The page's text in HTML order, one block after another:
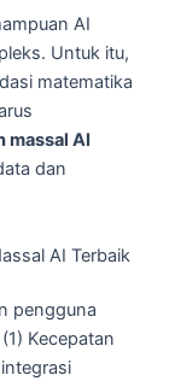
AI
Untuk itu,
matematika
massal AI
dan
AI Terbaik
pengguna
Kecepatan